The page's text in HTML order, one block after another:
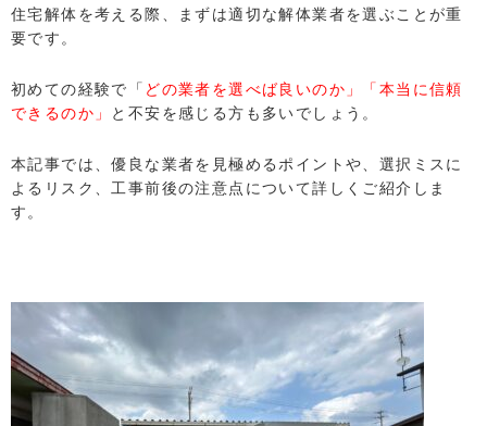
住宅解体を考える際、まずは適切な解体業者を選ぶことが重
要です。
初めての経験で「 どの業者を選べば良いのか」「本当に信頼
できるのか」 と不安を感じる方も多いでしょう。
本記事では、優良な業者を見極めるポイントや、選択ミスに
よるリスク、工事前後の注意点について詳しくご紹介しま
す。